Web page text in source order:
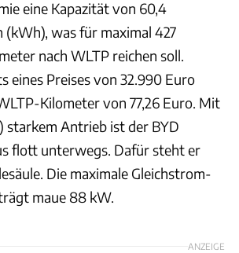
eine Kapazität von 60,4
was für maximal 427
nach WLTP reichen soll.
eines Preises von 32.990 Euro
Kilometer von 77,26 Euro. Mit
starkem Antrieb ist der BYD
flott unterwegs. Dafür steht er
Die maximale Gleichstrom-
maue 88 kW.
ANZEIGE